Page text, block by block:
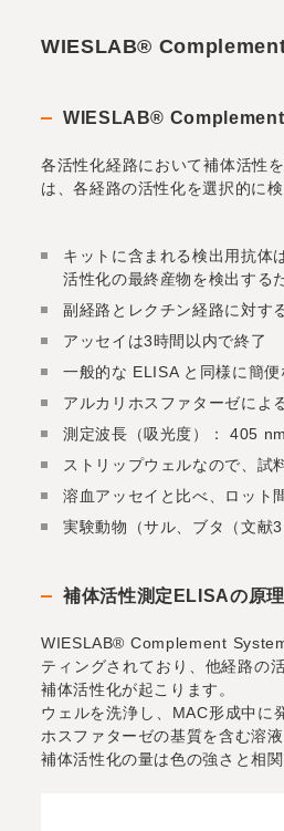
WIESLAB®
WIESLAB®
各活性化経路において補体活性
は、各経路の活性化を選択的に
キットに含まれる検出用抗
活性化の最終産物を検出する
副経路とレクチン経路に対す
アッセイは3時間以内で終了
一般的な ELISA と同様に簡便
アルカリホスファターゼによ
測定波長（吸光度）： 405 nm
ストリップウェルなので、試
溶血アッセイと比べ、ロット
実験動物（サル、ブタ（文献
補体活性測定ELISAの原理
WIESLAB® Complement
ティングされており、他経路の
補体活性化が起こります。
ウェルを洗浄し、MAC形成中に
ホスファターゼの基質を含む溶
補体活性化の量は色の強さと相